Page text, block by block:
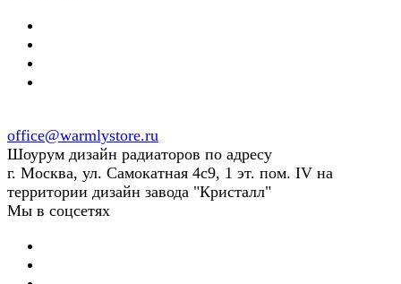
office@warmlystore.ru
Шоурум дизайн радиаторов по адресу
г. Москва, ул. Самокатная 4с9, 1 эт. пом. IV на
территории дизайн завода "Кристалл"
Мы в соцсетях